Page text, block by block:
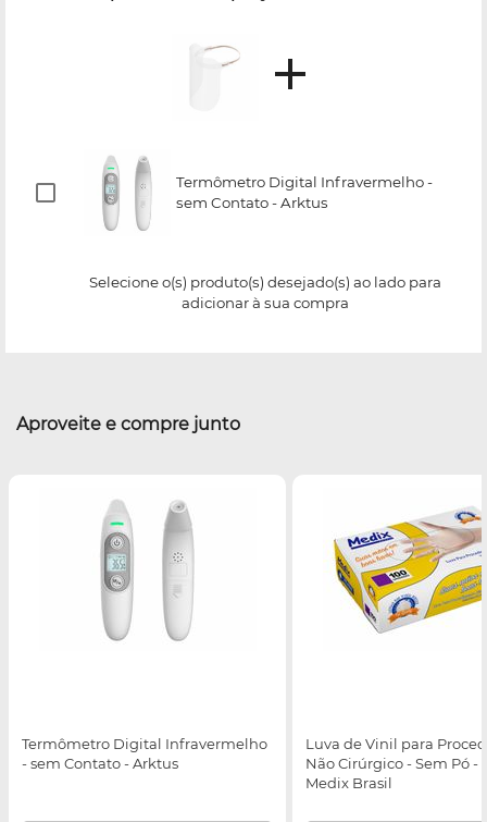
Termômetro Digital Infravermelho -
sem Contato - Arktus
Selecione o(s) produto(s) desejado(s) ao lado para
adicionar à sua compra
Aproveite e compre junto
Termômetro Digital Infravermelho
- sem Contato - Arktus
Luva de Vinil para
Não Cirúrgico - Sem Pó -
Medix Brasil